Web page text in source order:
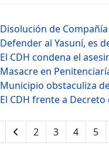
Disolución de
Defender al Yasuní, es
El CDH condena el
Masacre en
Municipio obstaculiza
El CDH frente a
2 3 4 5